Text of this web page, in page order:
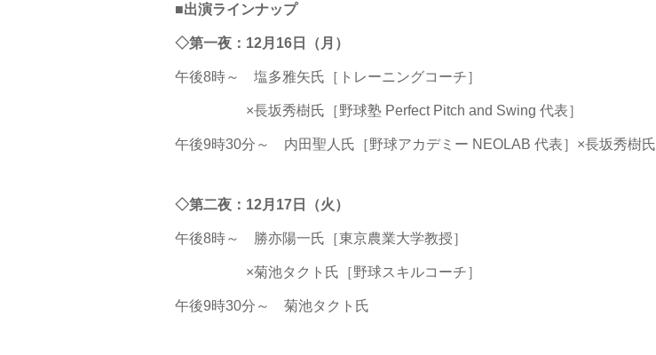
■出演ラインナップ
◇第一夜：12月16日（月）
午後8時～ 塩多雅矢氏［トレーニングコーチ］
×長坂秀樹氏［野球塾 Perfect Pitch and Swing 代表］
午後9時30分～ 内田聖人氏［野球アカデミー NEOLAB 代表］×長坂秀樹氏
◇第二夜：12月17日（火）
午後8時～ 勝亦陽一氏［東京農業大学教授］
×菊池タクト氏［野球スキルコーチ］
午後9時30分～ 菊池タクト氏